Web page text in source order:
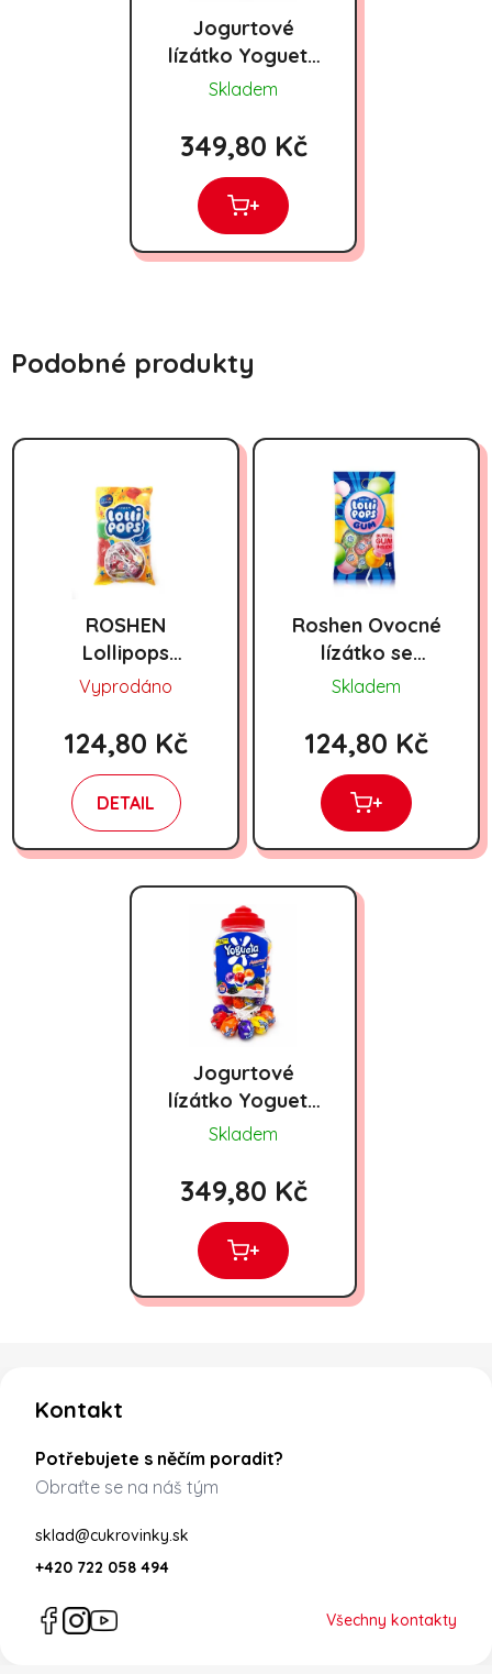
Jogurtové
lízátko Yogueta
1800g
Skladem
349,80 Kč
+
Podobné produkty
ROSHEN
Lollipops
jogurtová směs
Vyprodáno
124,80 Kč
DETAIL
Roshen Ovocné
lízátko se
žvýkačkou 920g
Skladem
124,80 Kč
+
Jogurtové
lízátko Yogueta
1800g
Skladem
349,80 Kč
+
Kontakt
Potřebujete s něčím poradit?
Obraťte se na náš tým
sklad@cukrovinky.sk
+420 722 058 494
Všechny kontakty